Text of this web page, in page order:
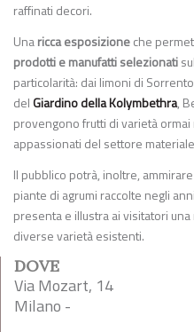
raffinati decori.
Unaricca esposizioneche
prodotti e manufatti selezionati
particolarità: dai limoni di
delGiardino della Kolymbethra,
provengono frutti di varietà
appassionati del settore
Il pubblico potrà, inoltre,
piante di agrumi raccolte negli
presenta e illustra ai visitatori
diverse varietà esistenti.
DOVE
Via Mozart, 14
Milano -